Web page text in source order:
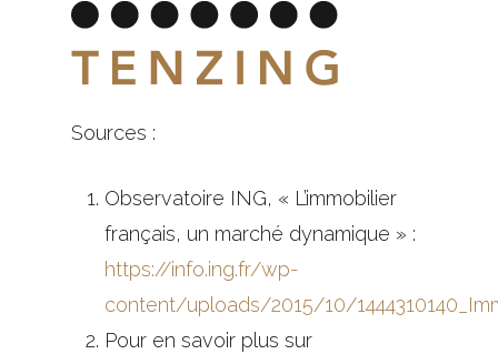
Sources :
Observatoire ING, « L’immobilier
français, un marché dynamique » :
https://info.ing.fr/wp-
content/uploads/2015/10/
Pour en savoir plus sur